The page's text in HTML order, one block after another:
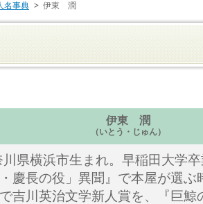
名事典 伊東 潤
伊東 潤
（いとう・じゅん）
県横浜市生まれ。早稲田大学
慶長の役」異聞』で本屋が選ぶ
吉川英治文学新人賞を、『巨鯨